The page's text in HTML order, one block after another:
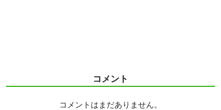
コメント
コメントはまだありません。